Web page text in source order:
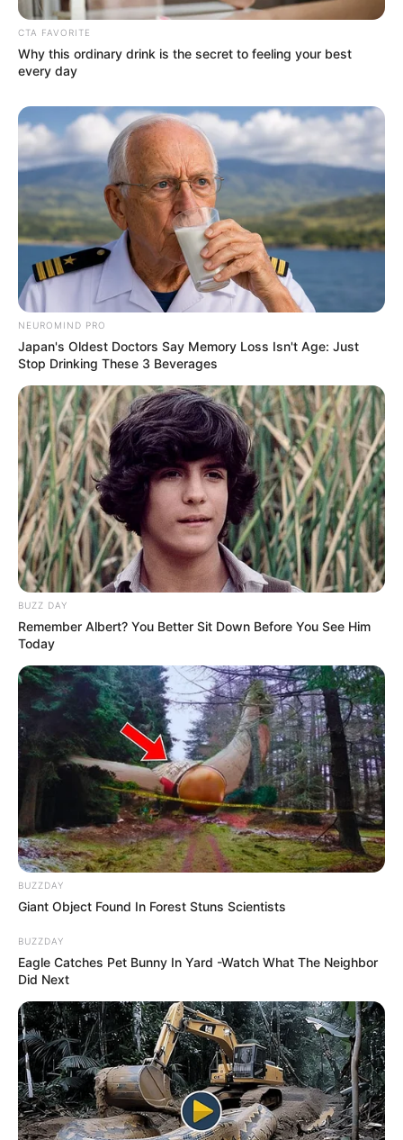
CTA FAVORITE
Why this ordinary drink is the secret to feeling your best
every day
NEUROMIND PRO
Japan's Oldest Doctors Say Memory Loss Isn't Age: Just
Stop Drinking These 3 Beverages
BUZZ DAY
Remember Albert? You Better Sit Down Before You See Him
Today
BUZZDAY
Giant Object Found In Forest Stuns Scientists
BUZZDAY
Eagle Catches Pet Bunny In Yard -Watch What The Neighbor
Did Next